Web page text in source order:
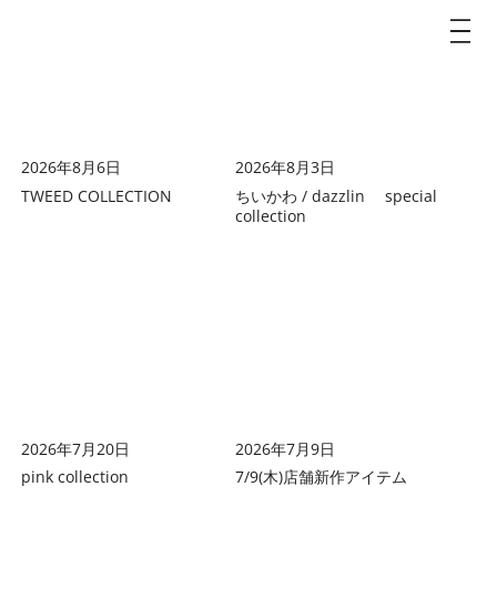
2026年8月6日
TWEED COLLECTION
2026年8月3日
ちいかわ / dazzlin special
collection
2026年7月20日
pink collection
2026年7月9日
7/9(木)店舗新作アイテム